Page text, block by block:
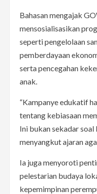
Bahasan mengajak
mensosialisasikan
seperti pengelolaan
pemberdayaan
serta pencegahan
anak.
“Kampanye edukatif
tentang kebiasaan
Ini bukan sekadar
menyangkut ajaran
Ia juga menyoroti
pelestarian budaya
kepemimpinan